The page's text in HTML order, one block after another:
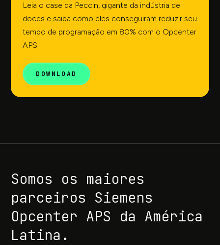
Leia o case da Peccin, gigante da indústria de
doces e saiba como eles conseguiram reduzir seu
tempo de programação em 80% com o Opcenter
APS.
DOWNLOAD
Somos os maiores
parceiros Siemens
Opcenter APS da América
Latina.